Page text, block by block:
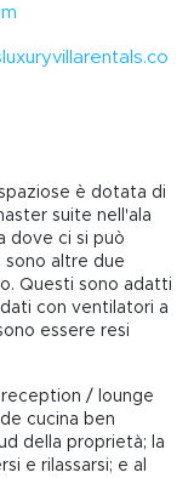
è dotata di
suite nell'ala
dove ci si può
sono altre due
Questi sono adatti
con ventilatori a
essere resi
/ lounge
cucina ben
della proprietà; la
e rilassarsi; e al